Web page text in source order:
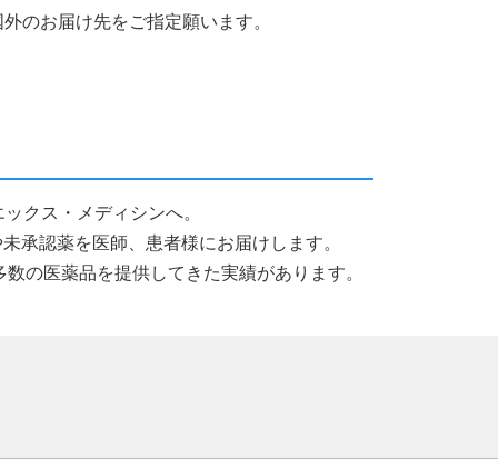
のお届け先をご指定願います。
クス・メディシンへ。
承認薬を医師、患者様にお届けします。
の医薬品を提供してきた実績があります。